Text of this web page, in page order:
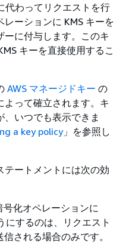
代わってリクエストを行
ーションに KMS キーを
に付与します。このキ
キーを直接使用するこ
AWS マネージドキー の
って確立されます。キ
いつでも表示できま
a key policy」を参照し
テートメントには次の効
化オペレーションに
にするのは、リクエスト
される場合のみです。